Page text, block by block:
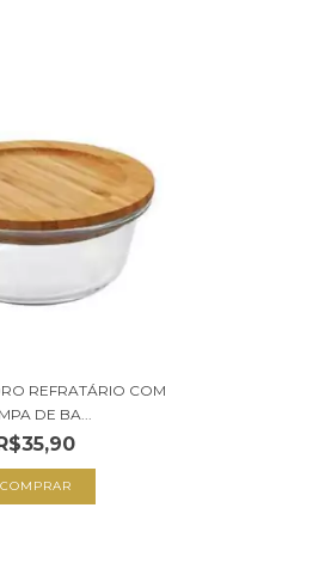
REFRATÁRIO COM
DE BA...